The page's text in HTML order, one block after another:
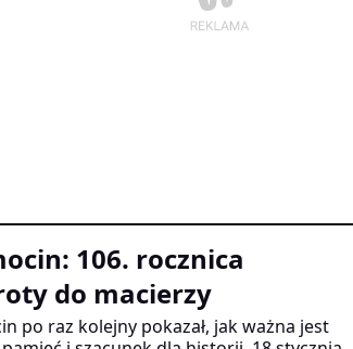
106. rocznica
do macierzy
po raz kolejny pokazał, jak ważna jest